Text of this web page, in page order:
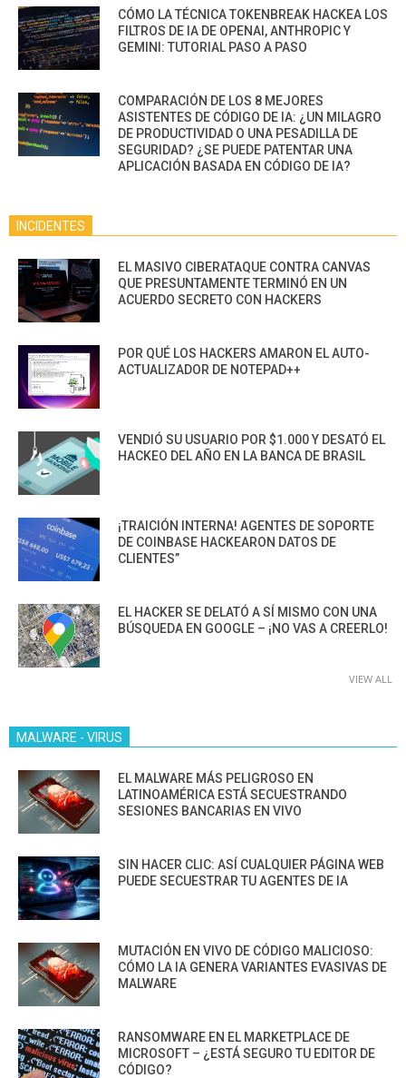
CÓMO LA TÉCNICA TOKENBREAK HACKEA LOS
FILTROS DE IA DE OPENAI, ANTHROPIC Y
GEMINI: TUTORIAL PASO A PASO
COMPARACIÓN DE LOS 8 MEJORES
ASISTENTES DE CÓDIGO DE IA: ¿UN MILAGRO
DE PRODUCTIVIDAD O UNA PESADILLA DE
SEGURIDAD? ¿SE PUEDE PATENTAR UNA
APLICACIÓN BASADA EN CÓDIGO DE IA?
INCIDENTES
EL MASIVO CIBERATAQUE CONTRA CANVAS
QUE PRESUNTAMENTE TERMINÓ EN UN
ACUERDO SECRETO CON HACKERS
POR QUÉ LOS HACKERS AMARON EL AUTO-
ACTUALIZADOR DE NOTEPAD++
VENDIÓ SU USUARIO POR $1.000 Y DESATÓ EL
HACKEO DEL AÑO EN LA BANCA DE BRASIL
¡TRAICIÓN INTERNA! AGENTES DE SOPORTE
DE COINBASE HACKEARON DATOS DE
CLIENTES”
EL HACKER SE DELATÓ A SÍ MISMO CON UNA
BÚSQUEDA EN GOOGLE – ¡NO VAS A CREERLO!
VIEW ALL
MALWARE - VIRUS
EL MALWARE MÁS PELIGROSO EN
LATINOAMÉRICA ESTÁ SECUESTRANDO
SESIONES BANCARIAS EN VIVO
SIN HACER CLIC: ASÍ CUALQUIER PÁGINA WEB
PUEDE SECUESTRAR TU AGENTES DE IA
MUTACIÓN EN VIVO DE CÓDIGO MALICIOSO:
CÓMO LA IA GENERA VARIANTES EVASIVAS DE
MALWARE
RANSOMWARE EN EL MARKETPLACE DE
MICROSOFT – ¿ESTÁ SEGURO TU EDITOR DE
CÓDIGO?